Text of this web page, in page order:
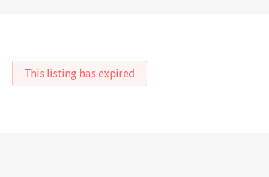
This listing has expired